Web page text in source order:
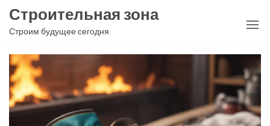
Перейти
Строительная зона
Строим будущее сегодня